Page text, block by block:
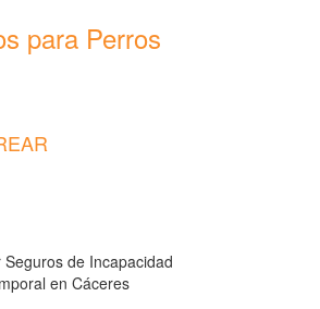
para Perros